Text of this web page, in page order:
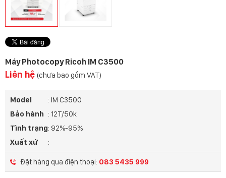
Máy Photocopy Ricoh IM C3500
Liên hệ (chưa bao gồm VAT)
Model
: IM C3500
Bảo hành : 12T/50k
Tình trạng: 92%-95%
Xuất xứ
:
Đặt hàng qua điện thoại: 083 5435 999